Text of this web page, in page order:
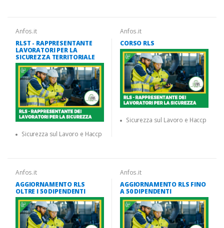
Anfos.it
RLST - RAPPRESENTANTE
LAVORATORI PER LA
SICUREZZA TERRITORIALE
Sicurezza sul Lavoro e Haccp
Anfos.it
CORSO RLS
Sicurezza sul Lavoro e Haccp
Anfos.it
AGGIORNAMENTO RLS
OLTRE I 50 DIPENDENTI
Anfos.it
AGGIORNAMENTO RLS FINO
A 50 DIPENDENTI